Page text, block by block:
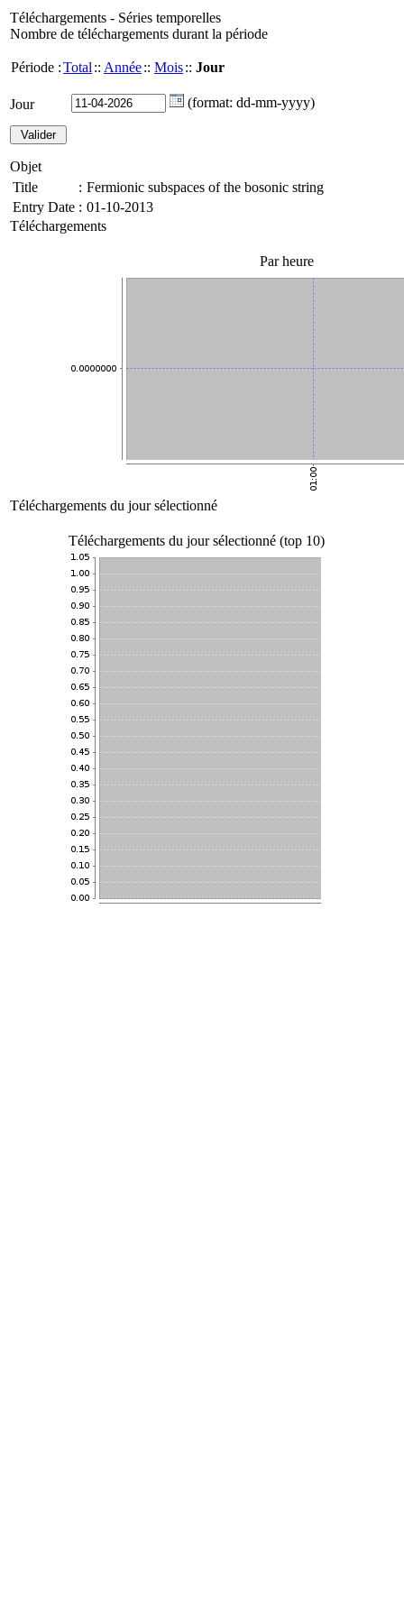
Téléchargements - Séries temporelles
Nombre de téléchargements durant la période
Période :Total :: Année:: Mois:: Jour
Jour (format: dd-mm-yyyy)
Objet
Title
: Fermionic subspaces of the bosonic string
Entry Date : 01-10-2013
Téléchargements
Par heure
Téléchargements du jour sélectionné
Téléchargements du jour sélectionné (top 10)